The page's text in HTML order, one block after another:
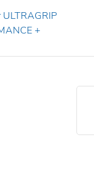
ULTRAGRIP
+